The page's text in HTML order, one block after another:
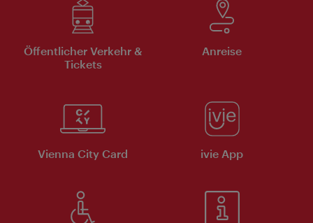
Öffentlicher Verkehr &
Tickets
Anreise
Vienna City Card ivie App